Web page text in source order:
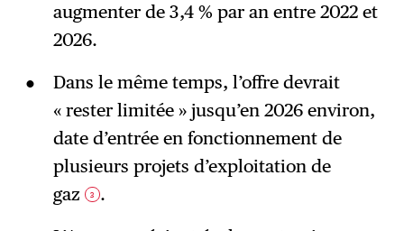
augmenter de 3,4 % par an entre 2022 et
2026.
Dans le même temps, l’offre devrait
« rester limitée » jusqu’en 2026 environ,
date d’entrée en fonctionnement de
plusieurs projets d’exploitation de
gaz
3 .